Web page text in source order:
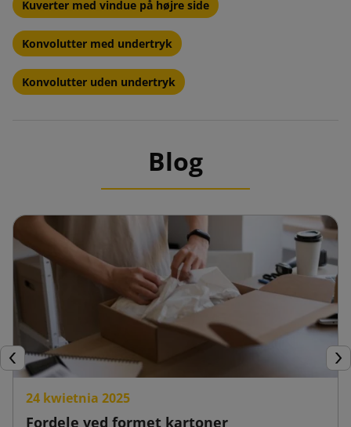
Kuverter med vindue på højre side
Konvolutter med undertryk
Konvolutter uden undertryk
Blog
Forrige
24 kwietnia 2025
Fordele ved formet kartoner